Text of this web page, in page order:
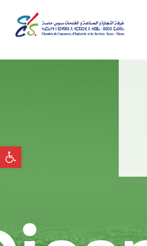
Ouvrir la barre d’outils